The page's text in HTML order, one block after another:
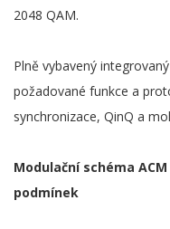
2048 QAM.
Plně vybavený
požadované funkce a
synchronizace, QinQ a
Modulační schéma
podmínek